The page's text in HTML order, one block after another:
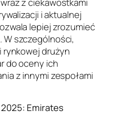
i aktualnej
lepiej zrozumieć
szczególności,
rynkowej drużyn
do oceny ich
z innymi zespołami
Emirates